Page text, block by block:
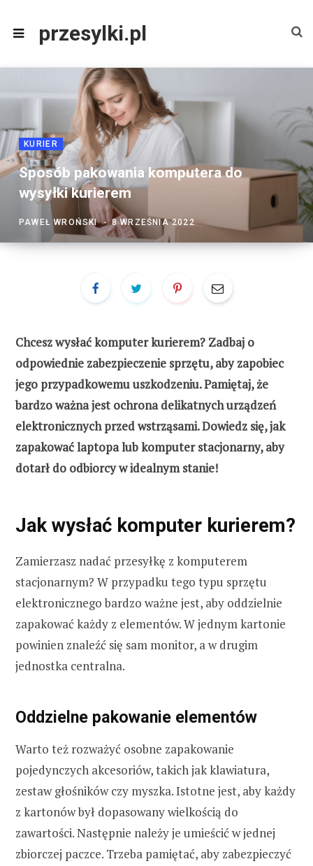
przesylki.pl
KURIER
Sposób pakowania komputera do
wysyłki kurierem
PAWEŁ WROŃSKI 8 WRZEŚNIA 2022
Chcesz wysłać komputer kurierem? Zadbaj o
odpowiednie zabezpieczenie sprzętu, aby zapobiec
jego przypadkowemu uszkodzeniu. Pamiętaj, że
bardzo ważna jest ochrona delikatnych urządzeń
elektronicznych przed wstrząsami. Dowiedz się, jak
zapakować laptopa lub komputer stacjonarny, aby
dotarł do odbiorcy w idealnym stanie!
Jak wysłać komputer kurierem?
Zamierzasz nadać przesyłkę z komputerem
stacjonarnym? W przypadku tego typu sprzętu
elektronicznego bardzo ważne jest, aby oddzielnie
zapakować każdy z elementów. W jednym kartonie
powinien znaleźć się sam monitor, a w drugim
jednostka centralna.
Oddzielne pakowanie elementów
Warto też rozważyć osobne zapakowanie
pojedynczych akcesoriów, takich jak klawiatura,
zestaw głośników czy myszka. Istotne jest, aby każdy
z kartonów był dopasowany wielkością do
zawartości. Następnie należy je umieścić w jednej
zbiorczej paczce. Trzeba pamiętać, aby zabezpieczyć